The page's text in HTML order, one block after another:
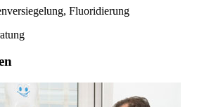
Fluoridierung